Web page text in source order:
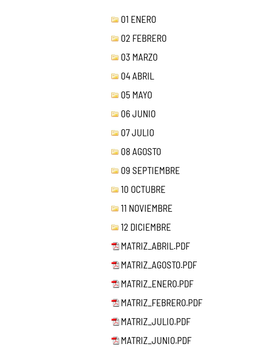
01 ENERO
02 FEBRERO
03 MARZO
04 ABRIL
05 MAYO
06 JUNIO
07 JULIO
08 AGOSTO
09 SEPTIEMBRE
10 OCTUBRE
11 NOVIEMBRE
12 DICIEMBRE
MATRIZ_ABRIL.PDF
MATRIZ_AGOSTO.PDF
MATRIZ_ENERO.PDF
MATRIZ_FEBRERO.PDF
MATRIZ_JULIO.PDF
MATRIZ_JUNIO.PDF